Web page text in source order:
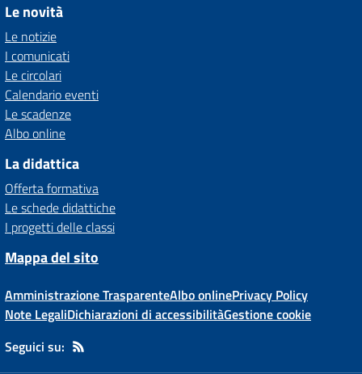
Le novità
Le notizie
I comunicati
Le circolari
Calendario eventi
Le scadenze
Albo online
La didattica
Offerta formativa
Le schede didattiche
I progetti delle classi
Mappa del sito
Amministrazione TrasparenteAlbo onlinePrivacy Policy
Note LegaliDichiarazioni di accessibilitàGestione cookie
Seguici su: